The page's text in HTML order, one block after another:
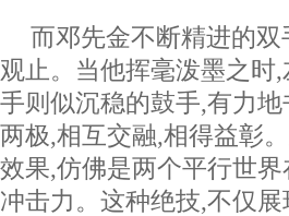
而邓先金不断精进的
观止。当他挥毫泼墨之时
手则似沉稳的鼓手,有力
两极,相互交融,相得益彰
效果,仿佛是两个平行世
冲击力。这种绝技,不仅